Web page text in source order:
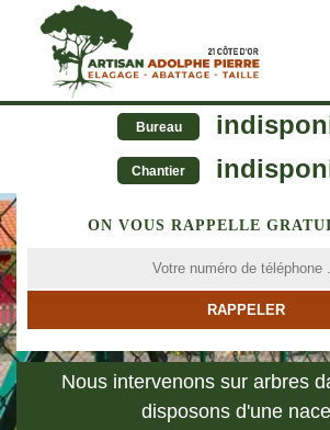
Bureau
Chantier
ON VOUS RAPPELLE
Nous intervenons sur arbres
disposons d'une